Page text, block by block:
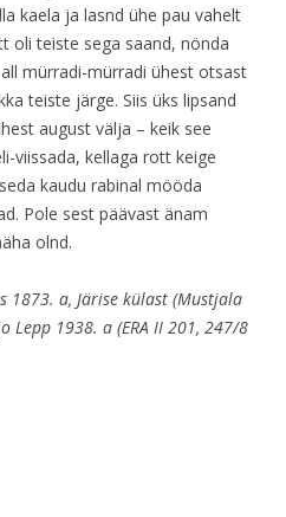
kaela ja lasnd ühe pau vahelt
oli teiste sega saand, nönda
mürradi-mürradi ühest otsast
teiste järge. Siis üks lipsand
august välja – keik see
viissada, kellaga rott keige
kaudu rabinal mööda
Pole sest päävast änam
olnd.
1873. a, Järise külast (Mustjala
Lepp 1938. a (ERA II 201, 247/8